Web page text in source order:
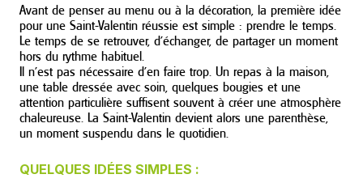
Avant de penser au menu ou à la décoration, la première idée
pour une Saint-Valentin réussie est simple : prendre le temps.
Le temps de se retrouver, d’échanger, de partager un moment
hors du rythme habituel.
Il n’est pas nécessaire d’en faire trop. Un repas à la maison,
une table dressée avec soin, quelques bougies et une
attention particulière suffisent souvent à créer une atmosphère
chaleureuse. La Saint-Valentin devient alors une parenthèse,
un moment suspendu dans le quotidien.
QUELQUES IDÉES SIMPLES :